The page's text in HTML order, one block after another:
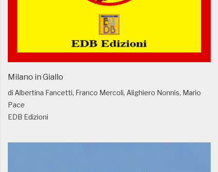
Milano in Giallo
di Albertina Fancetti, Franco Mercoli, Alighiero Nonnis, Mario
Pace
EDB Edizioni